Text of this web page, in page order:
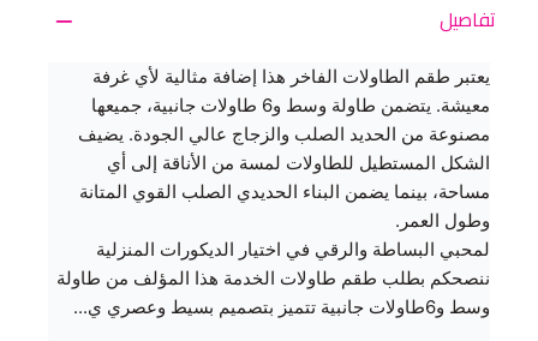
تفاصيل
يعتبر طقم الطاولات الفاخر هذا إضافة مثالية لأي غرفة
معيشة. يتضمن طاولة وسط و6 طاولات جانبية، جميعها
مصنوعة من الحديد الصلب والزجاج عالي الجودة. يضيف
الشكل المستطيل للطاولات لمسة من الأناقة إلى أي
مساحة، بينما يضمن البناء الحديدي الصلب القوي المتانة
وطول العمر.
لمحبي البساطة والرقي في اختيار الديكورات المنزلية
ننصحكم بطلب طقم طاولات الخدمة هذا المؤلف من طاولة
وسط و6طاولات جانبية تتميز بتصميم بسيط وعصري ي...